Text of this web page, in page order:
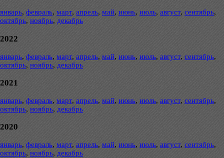
январь, февраль, март, апрель, май, июнь, июль, август, сентябрь,
октябрь, ноябрь, декабрь
2022
январь, февраль, март, апрель, май, июнь, июль, август, сентябрь,
октябрь, ноябрь, декабрь
2021
январь, февраль, март, апрель, май, июнь, июль, август, сентябрь,
октябрь, ноябрь, декабрь
2020
январь, февраль, март, апрель, май, июнь, июль, август, сентябрь,
октябрь, ноябрь, декабрь